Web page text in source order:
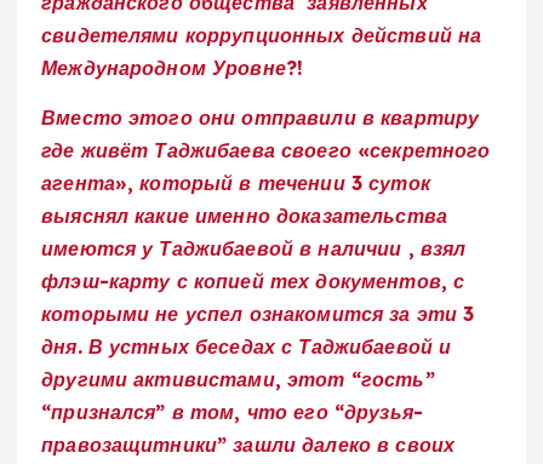
свидетелями коррупционных действий на
Международном Уровне?!
Вместо этого они отправили в квартиру
где живёт Таджибаева своего «секретного
агента», который в течении 3 суток
выяснял какие именно доказательства
имеются у Таджибаевой в наличии , взял
флэш-карту с копией тех документов, с
которыми не успел ознакомится за эти 3
дня. В устных беседах с Таджибаевой и
другими активистами, этот “гость”
“признался” в том, что его “друзья-
правозащитники” зашли далеко в своих